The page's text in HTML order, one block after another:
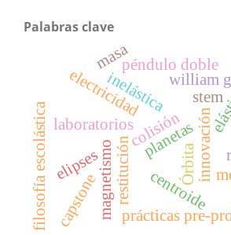
Palabras clave
restitución
colisión
inelástica
stem
laboratorios
innovación
electricidad
magnetismo
filosofía escolástica
william
prácticas pre-
péndulo doble
elipses
planetas
Órbita
masa
centroide
capstone